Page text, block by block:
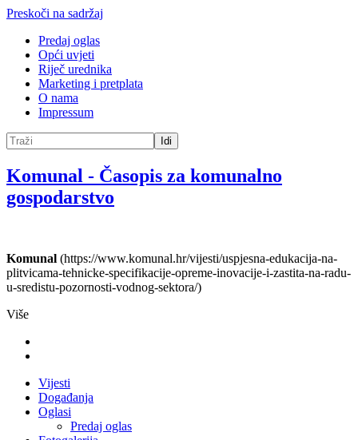
Preskoči na sadržaj
Predaj oglas
Opći uvjeti
Riječ urednika
Marketing i pretplata
O nama
Impressum
Idi
Komunal - Časopis za komunalno
gospodarstvo
Komunal (https://www.komunal.hr/vijesti/uspjesna-edukacija-na-
plitvicama-tehnicke-specifikacije-opreme-inovacije-i-zastita-na-radu-
u-sredistu-pozornosti-vodnog-sektora/)
Više
Vijesti
Događanja
Oglasi
Predaj oglas